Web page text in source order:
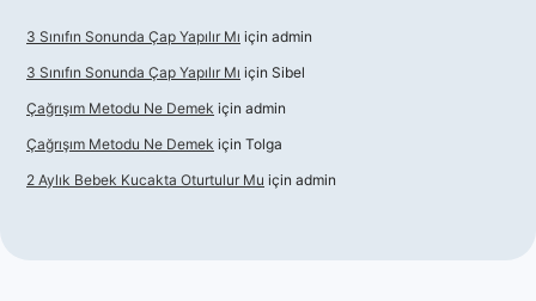
3 Sınıfın Sonunda Çap Yapılır Mı için admin
3 Sınıfın Sonunda Çap Yapılır Mı için Sibel
Çağrışım Metodu Ne Demek için admin
Çağrışım Metodu Ne Demek için Tolga
2 Aylık Bebek Kucakta Oturtulur Mu için admin